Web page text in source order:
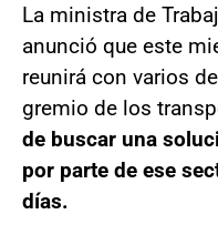
La ministra de
anunció que este
reunirá con varios
gremio de los
de buscar una
por parte de ese
días.